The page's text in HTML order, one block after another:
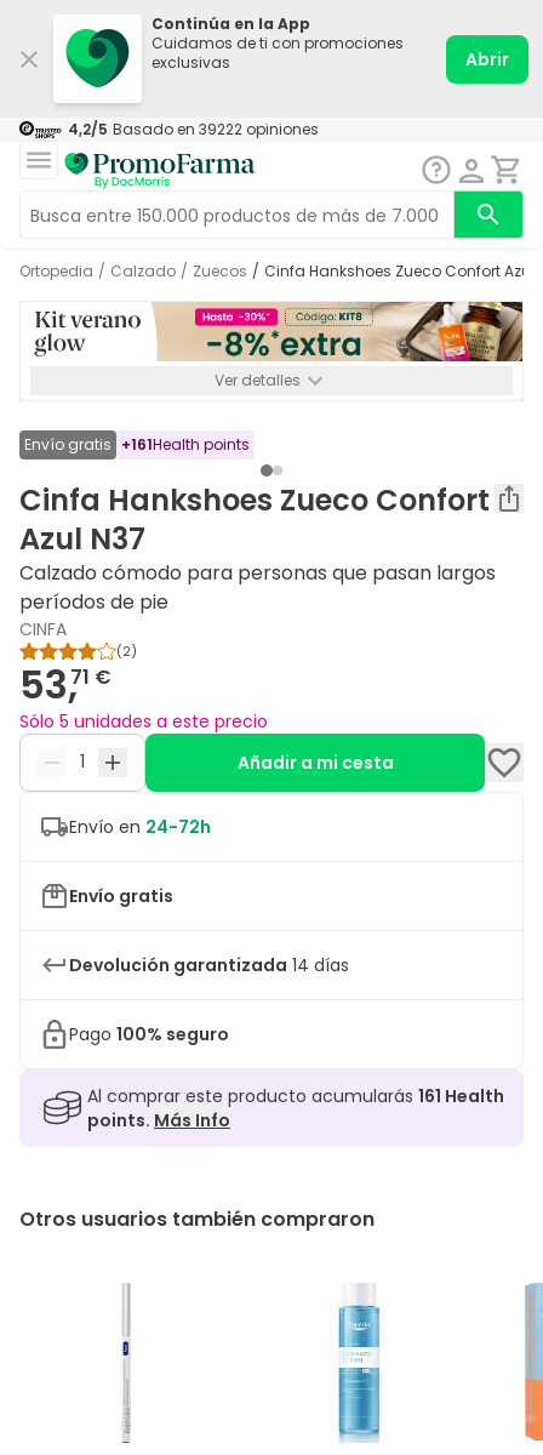
Continúa en la App
Cuidamos de ti con promociones
exclusivas
Abrir
4,2/5 Basado en 39222 opiniones
Ortopedia / Calzado / Zuecos / Cinfa Hankshoes Zueco Confort Azul
Ver detalles
acumulable.
Envío gratis +161Health points
Cinfa Hankshoes Zueco Confort
Azul N37
Calzado cómodo para personas que pasan largos
períodos de pie
CINFA
(2)
53,71 €
Sólo 5 unidades a este precio
Añadir a mi cesta
Envío en 24-72h
Envío gratis
Devolución garantizada 14 días
Pago 100% seguro
Al comprar este producto acumularás 161 Health
points. Más Info
Otros usuarios también compraron